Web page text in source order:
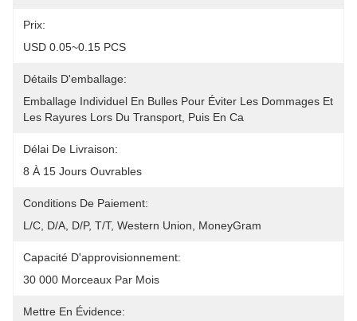
Prix:
USD 0.05~0.15 PCS
Détails D'emballage:
Emballage Individuel En Bulles Pour Éviter Les Dommages Et
Les Rayures Lors Du Transport, Puis En Ca
Délai De Livraison:
8 À 15 Jours Ouvrables
Conditions De Paiement:
L/C, D/A, D/P, T/T, Western Union, MoneyGram
Capacité D'approvisionnement:
30 000 Morceaux Par Mois
Mettre En Évidence: